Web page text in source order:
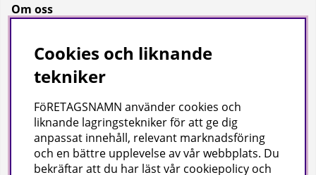
Om oss
Bransch
Kataloger
Företagsuppgifter
Visab i Skandinavien AB
Cookies och liknande
tekniker
FöRETAGSNAMN använder cookies och
liknande lagringstekniker för att ge dig
anpassat innehåll, relevant marknadsföring
och en bättre upplevelse av vår webbplats. Du
bekräftar att du har läst vår cookiepolicy och